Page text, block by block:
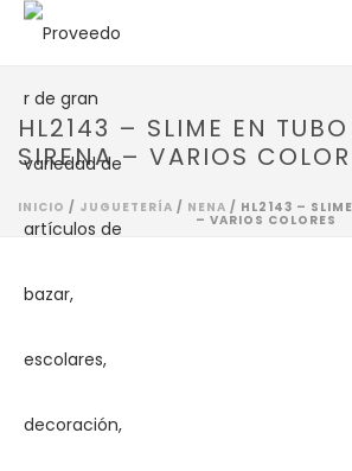
HL2143 – SLIME EN
SIRENA – VARIOS
INICIO / JUGUETERÍA / NENA / HL2143 –
– VARIOS COLORES